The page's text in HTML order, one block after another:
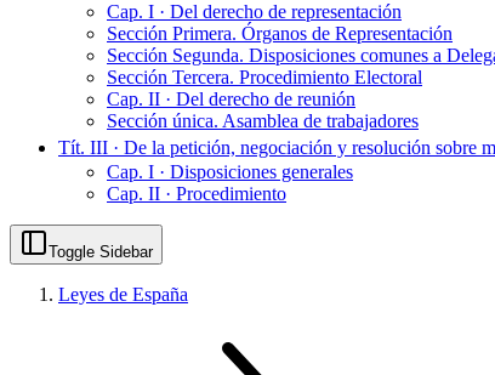
Cap. I · Del derecho de representación
Sección Primera. Órganos de Representación
Sección Segunda. Disposiciones comunes a
Sección Tercera. Procedimiento Electoral
Cap. II · Del derecho de reunión
Sección única. Asamblea de trabajadores
Tít. III · De la petición, negociación y resolución sobre
Cap. I · Disposiciones generales
Cap. II · Procedimiento
Toggle Sidebar
Leyes de España